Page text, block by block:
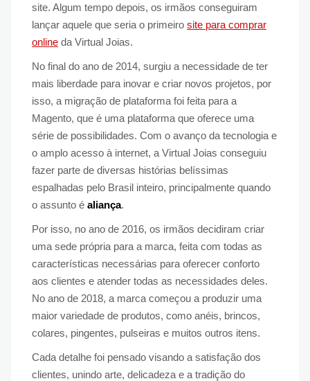
site. Algum tempo depois, os irmãos conseguiram
lançar aquele que seria o primeiro site para comprar
online da Virtual Joias.
No final do ano de 2014, surgiu a necessidade de ter
mais liberdade para inovar e criar novos projetos, por
isso, a migração de plataforma foi feita para a
Magento, que é uma plataforma que oferece uma
série de possibilidades. Com o avanço da tecnologia e
o amplo acesso à internet, a Virtual Joias conseguiu
fazer parte de diversas histórias belíssimas
espalhadas pelo Brasil inteiro, principalmente quando
o assunto é aliança.
Por isso, no ano de 2016, os irmãos decidiram criar
uma sede própria para a marca, feita com todas as
características necessárias para oferecer conforto
aos clientes e atender todas as necessidades deles.
No ano de 2018, a marca começou a produzir uma
maior variedade de produtos, como anéis, brincos,
colares, pingentes, pulseiras e muitos outros itens.
Cada detalhe foi pensado visando a satisfação dos
clientes, unindo arte, delicadeza e a tradição do